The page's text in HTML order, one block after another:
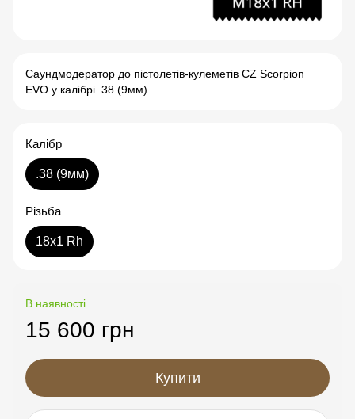
Саундмодератор до пістолетів-кулеметів CZ Scorpion
EVO у калібрі .38 (9мм)
Калібр
.38 (9мм)
Різьба
18x1 Rh
В наявності
15 600 грн
Купити